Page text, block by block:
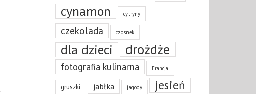
cynamon cytryny
czekolada czosnek
dla dzieci drożdże
fotografia kulinarna Francja
gruszki jabłka jagody jesień